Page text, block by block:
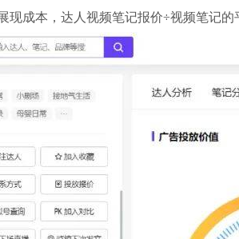
现成本，达人视频笔记报价÷视频笔记的